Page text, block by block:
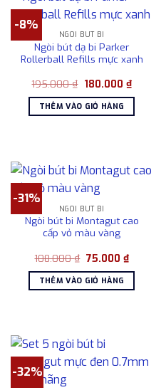
-8%
NGÒI BÚT BI
Ngòi bút dạ bi Parker
Rollerball Refills mực xanh
195.000₫ Giá
là:
195.000 ₫.
180.000 ₫Giá
tại
THÊM VÀO GIỎ HÀNG
-31%
NGÒI BÚT BI
Ngòi bút bi Montagut cao
cấp vỏ màu vàng
108.000₫ Giá
là:
108.000 ₫.
75.000 ₫Giá
hiện
tại
75.000 ₫.
THÊM VÀO GIỎ HÀNG
-32%